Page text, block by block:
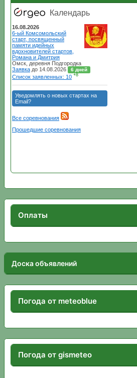
Оплаты
Доска объявлений
Погода от meteoblue
Погода от gismeteo